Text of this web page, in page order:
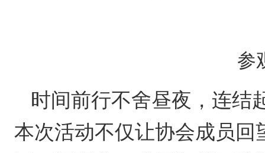
参
时间前行不舍昼夜，连结
本次活动不仅让协会成员